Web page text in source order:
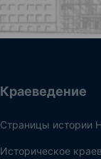
Краеведение
Страницы истории
Историческое